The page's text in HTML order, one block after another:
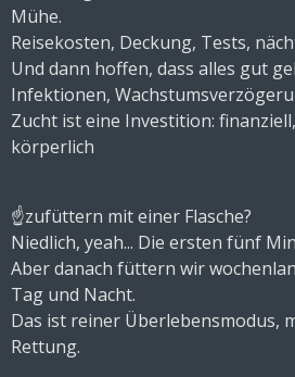
Mühe.
Reisekosten, Deckung, Tests,
Und dann hoffen, dass alles gut
Infektionen,
Zucht ist eine Investition:
körperlich
☝zufüttern mit einer Flasche?
Niedlich, yeah... Die ersten fünf
Aber danach füttern wir
Tag und Nacht.
Das ist reiner Überlebensmodus,
Rettung.